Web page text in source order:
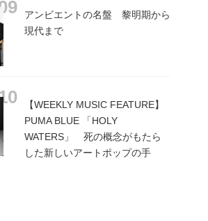
アンビエントの名盤 黎明期から
現代まで
【WEEKLY MUSIC FEATURE】
PUMA BLUE 「HOLY
WATERS」 死の概念がもたら
した新しいアートポップの手